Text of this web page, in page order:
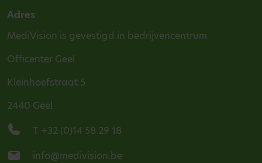
Adres
MediVision is gevestigd in bedrijvencentrum
Officenter Geel
Kleinhoefstraat 5
2440 Geel
T +32 (0)14 58 29 18
info@medivision.be